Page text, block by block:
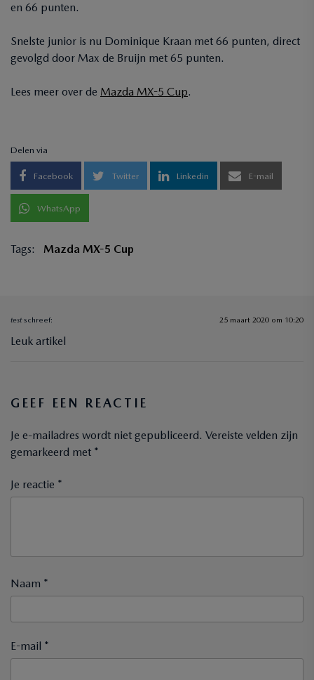
en 66 punten.
Snelste junior is nu Dominique Kraan met 66 punten, direct
gevolgd door Max de Bruijn met 65 punten.
Lees meer over de Mazda MX-5 Cup.
Delen via
Facebook Twitter Linkedin E-mail
WhatsApp
Tags: Mazda MX-5 Cup
test schreef: 25 maart 2020 om 10:20
Leuk artikel
GEEF EEN REACTIE
Je e-mailadres wordt niet gepubliceerd. Vereiste velden zijn
gemarkeerd met *
Je reactie *
Naam *
E-mail *